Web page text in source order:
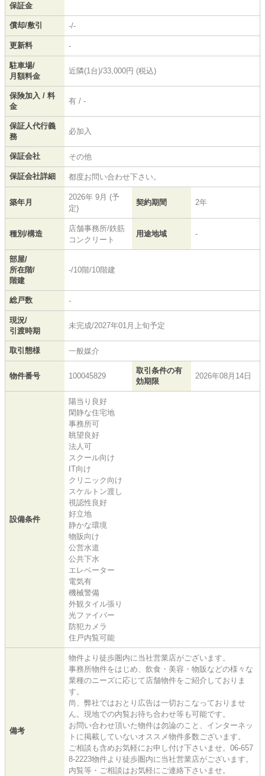
保証金
償却/敷引 -/-
更新料 -
駐車場/
月額料金
近隣(1台)/33,000円 (税込)
保険加入 / 料
金
有 / -
保証人代行義
務
必加入
保証会社 その他
保証会社詳細 都度お問い合わせ下さい。
築年月
2026年 9月 (予
定)
契約期間 2年
種別/構造
店舗事務所/鉄筋
コンクリート
用途地域 -
部屋/
所在階/
階建
-/10階/10階建
総戸数 -
現況/
引渡時期
未完成/2027年01月上旬予定
取引態様 一般媒介
物件番号 100045829
取引条件の有
効期限
2026年08月14日
設備条件
陽当り良好
閑静な住宅地
事務所可
眺望良好
法人可
スクール向け
IT向け
クリニック向け
スケルトン渡し
視認性良好
好立地
静かな環境
物販向け
公営水道
公共下水
エレベーター
電気有
機械警備
外観タイル張り
光ファイバー
防犯カメラ
住戸内覧可能
備考
物件より徒歩圏内に当社営業店がございます。
事務所物件をはじめ、飲食・美容・物販などの様々な
業種のニーズに応じて店舗物件をご紹介しておりま
す。
尚、弊社ではおとり広告は一切おこなっておりませ
ん。現地での内覧お待ち合わせ等も可能です。
お問い合わせ頂いた物件は勿論のこと、インターネッ
トに掲載していないオススメ物件多数ございます。
ご相談も含めお気軽にお申し付け下さいませ。06-657
8-2223物件より徒歩圏内に当社営業店がございます。
内覧等・ご相談はお気軽にご連絡下さいませ。